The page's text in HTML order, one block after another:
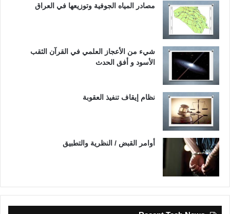
مصادر المياه الجوفية وتوزيعها في العراق
شيء من الأعجاز العلمي في القرآن الثقب
الأسود و أفق الحدث
نظام إيقاف تنفيذ العقوبة
أوامر القبض / النظرية والتطبيق